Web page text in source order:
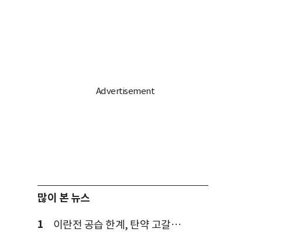
많이 본 뉴스
1
이란전 공습 한계, 탄약 고갈…